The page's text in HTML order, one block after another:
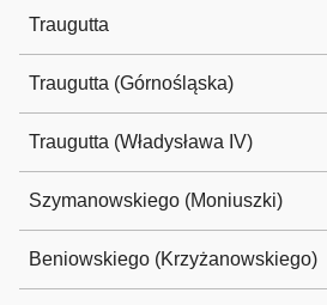
Traugutta
Traugutta (Górnośląska)
Traugutta (Władysława IV)
Szymanowskiego (Moniuszki)
Beniowskiego (Krzyżanowskiego)